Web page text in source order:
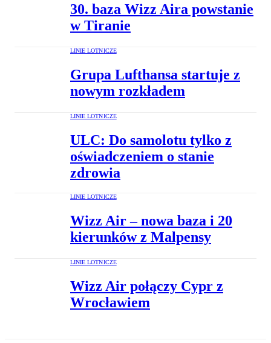
30. baza Wizz Aira powstanie
w Tiranie
LINIE LOTNICZE
Grupa Lufthansa startuje z
nowym rozkładem
LINIE LOTNICZE
ULC: Do samolotu tylko z
oświadczeniem o stanie
zdrowia
LINIE LOTNICZE
Wizz Air – nowa baza i 20
kierunków z Malpensy
LINIE LOTNICZE
Wizz Air połączy Cypr z
Wrocławiem